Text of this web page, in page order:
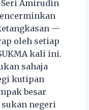
Seri Amirudin
—
oleh setiap
kali ini.
sahaja
kutipan
besar
negeri